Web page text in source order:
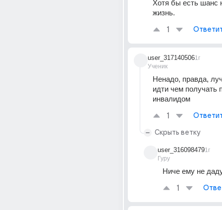
Хотя бы есть шанс
жизнь.
1
user_317140506
Ученик
1г
Ненадо, правда,
идти чем получать
инвалидом
1
Скрыть ветку
user_316098479
Гуру
1г
Ниче ему не
1